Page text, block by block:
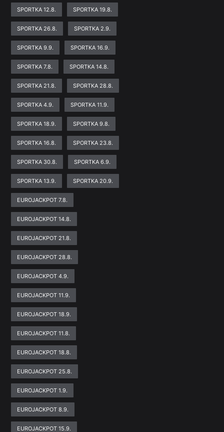
SPORTKA 12.8. SPORTKA 19.8.
SPORTKA 26.8. SPORTKA 2.9.
SPORTKA 9.9. SPORTKA 16.9.
SPORTKA 7.8. SPORTKA 14.8.
SPORTKA 21.8. SPORTKA 28.8.
SPORTKA 4.9. SPORTKA 11.9.
SPORTKA 18.9. SPORTKA 9.8.
SPORTKA 16.8. SPORTKA 23.8.
SPORTKA 30.8. SPORTKA 6.9.
SPORTKA 13.9. SPORTKA 20.9.
EUROJACKPOT 7.8.
EUROJACKPOT 14.8.
EUROJACKPOT 21.8.
EUROJACKPOT 28.8.
EUROJACKPOT 4.9.
EUROJACKPOT 11.9.
EUROJACKPOT 18.9.
EUROJACKPOT 11.8.
EUROJACKPOT 18.8.
EUROJACKPOT 25.8.
EUROJACKPOT 1.9.
EUROJACKPOT 8.9.
EUROJACKPOT 15.9.